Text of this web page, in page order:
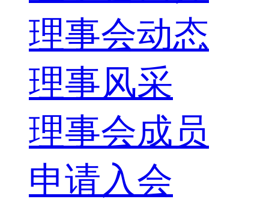
理事会动态
理事风采
理事会成员
申请入会